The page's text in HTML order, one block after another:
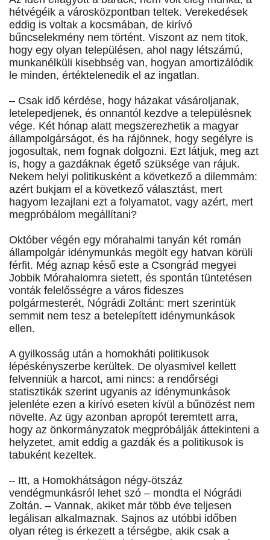
hétvégéik a városközpontban teltek. Verekedések
eddig is voltak a kocsmában, de kirívó
bűncselekmény nem történt. Viszont az nem titok,
hogy egy olyan településen, ahol nagy létszámú,
munkanélküli kisebbség van, hogyan amortizálódik
le minden, értéktelenedik el az ingatlan.
– Csak idő kérdése, hogy házakat vásároljanak,
letelepedjenek, és onnantól kezdve a településnek
vége. Két hónap alatt megszerezhetik a magyar
állampolgárságot, és ha rájönnek, hogy segélyre is
jogosultak, nem fognak dolgozni. Ezt látjuk, meg azt
is, hogy a gazdáknak égető szüksége van rájuk.
Nekem helyi politikusként a következő a dilemmám:
azért bukjam el a következő választást, mert
hagyom lezajlani ezt a folyamatot, vagy azért, mert
megpróbálom megállítani?
Október végén egy mórahalmi tanyán két román
állampolgár idénymunkás megölt egy hatvan körüli
férfit. Még aznap késő este a Csongrád megyei
Jobbik Mórahalomra sietett, és spontán tüntetésen
vonták felelősségre a város fideszes
polgármesterét, Nógrádi Zoltánt: mert szerintük
semmit nem tesz a betelepített idénymunkások
ellen.
A gyilkosság után a homokháti politikusok
lépéskényszerbe kerültek. De olyasmivel kellett
felvenniük a harcot, ami nincs: a rendőrségi
statisztikák szerint ugyanis az idénymunkások
jelenléte ezen a kirívó eseten kívül a bűnözést nem
növelte. Az ügy azonban apropót teremtett arra,
hogy az önkormányzatok megpróbálják áttekinteni a
helyzetet, amit eddig a gazdák és a politikusok is
tabuként kezeltek.
– Itt, a Homokhátságon négy-ötszáz
vendégmunkásról lehet szó – mondta el Nógrádi
Zoltán. – Vannak, akiket már több éve teljesen
legálisan alkalmaznak. Sajnos az utóbbi időben
olyan réteg is érkezett a térségbe, akik csak a